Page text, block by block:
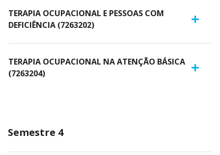
TERAPIA OCUPACIONAL E PESSOAS COM
DEFICIÊNCIA (7263202)
TERAPIA OCUPACIONAL NA ATENÇÃO BÁSICA
(7263204)
Semestre 4